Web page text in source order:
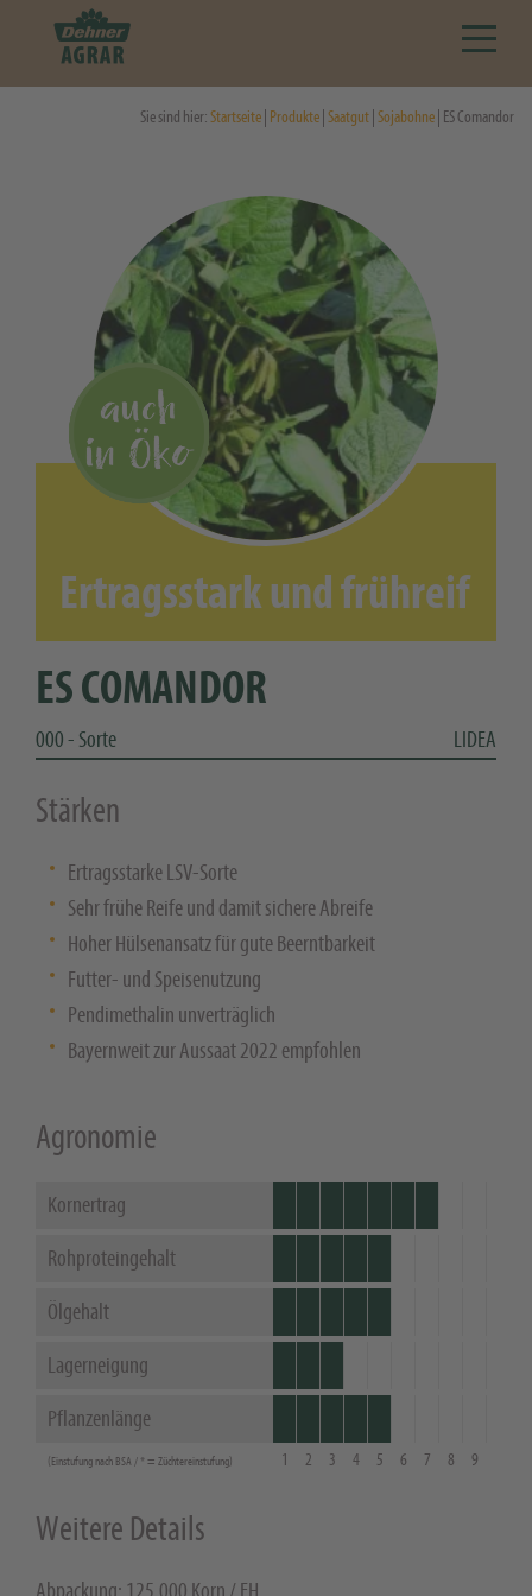
Sie sind hier:Startseite Produkte Saatgut Sojabohne | ES Comandor
ES COMANDOR
000 - Sorte LIDEA
Stärken
Ertragsstarke LSV-Sorte
Sehr frühe Reife und damit sichere Abreife
Hoher Hülsenansatz für gute Beerntbarkeit
Futter- und Speisenutzung
Pendimethalin unverträglich
Bayernweit zur Aussaat 2022 empfohlen
Ertragsstark und frühreif
Agronomie
Kornertrag
Rohproteingehalt
Ölgehalt
Lagerneigung
Pflanzenlänge
(Einstufung nach BSA / * = Züchtereinstufung) 1 2 3 4 5 6 7 8 9
Weitere Details
Abpackung: 125.000 Korn / EH